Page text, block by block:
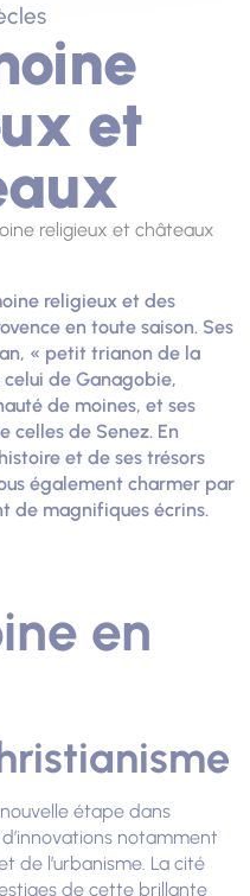
et
religieux et châteaux
religieux et des
en toute saison. Ses
« petit trianon de la
celui de Ganagobie,
de moines, et ses
celles de Senez. En
et de ses trésors
également charmer par
de magnifiques écrins.
en
étape dans
notamment
de l’urbanisme. La cité
de cette brillante